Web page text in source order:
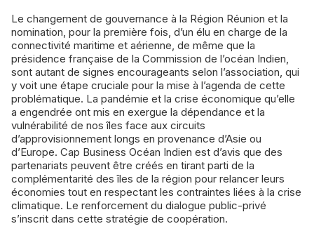
Le changement de gouvernance à la Région Réunion et la
nomination, pour la première fois, d’un élu en charge de la
connectivité maritime et aérienne, de même que la
présidence française de la Commission de l’océan Indien,
sont autant de signes encourageants selon l’association, qui
y voit une étape cruciale pour la mise à l’agenda de cette
problématique. La pandémie et la crise économique qu’elle
a engendrée ont mis en exergue la dépendance et la
vulnérabilité de nos îles face aux circuits
d’approvisionnement longs en provenance d’Asie ou
d’Europe. Cap Business Océan Indien est d’avis que des
partenariats peuvent être créés en tirant parti de la
complémentarité des îles de la région pour relancer leurs
économies tout en respectant les contraintes liées à la crise
climatique. Le renforcement du dialogue public-privé
s’inscrit dans cette stratégie de coopération.